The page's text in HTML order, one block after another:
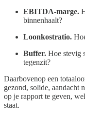
EBITDA-marge.
binnenhaalt?
Loonkostratio.
Buffer. Hoe stevig
tegenzit?
Daarbovenop een
gezond, solide, aandacht
op je rapport te geven,
staat.